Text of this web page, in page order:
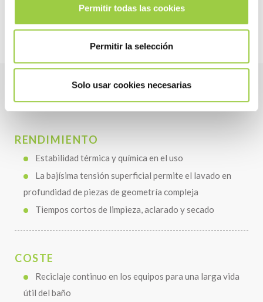
Permitir todas las cookies
Permitir la selección
Solo usar cookies necesarias
Beneficios
RENDIMIENTO
Estabilidad térmica y química en el uso
La bajísima tensión superficial permite el lavado en
profundidad de piezas de geometría compleja
Tiempos cortos de limpieza, aclarado y secado
COSTE
Reciclaje continuo en los equipos para una larga vida
útil del baño